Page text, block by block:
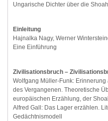
Ungarische Dichter über die Shoah
Einleitung
Hajnalka Nagy, Werner
Eine Einführung
Zivilisationsbruch –
Wolfgang Müller-Funk:
des Vergangenen. Theoretische
europäischen Erzählung, der
Alfred Gall: Das Lager erzählen.
Gedächtnismodell